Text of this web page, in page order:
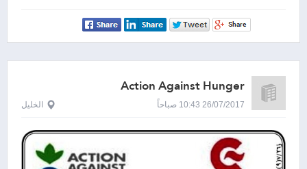
Action Against Hunger
26/07/2017 10:43 صباحاً الخليل